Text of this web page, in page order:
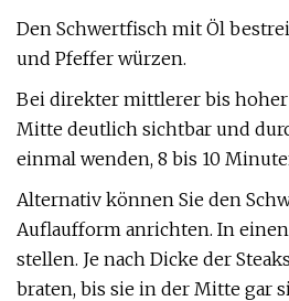
Den Schwertfisch mit Öl
und Pfeffer würzen.
Bei direkter mittlerer bis
Mitte deutlich sichtbar und
einmal wenden, 8 bis 10
Alternativ können Sie den
Auflaufform anrichten. In
stellen. Je nach Dicke der
braten, bis sie in der Mitte gar